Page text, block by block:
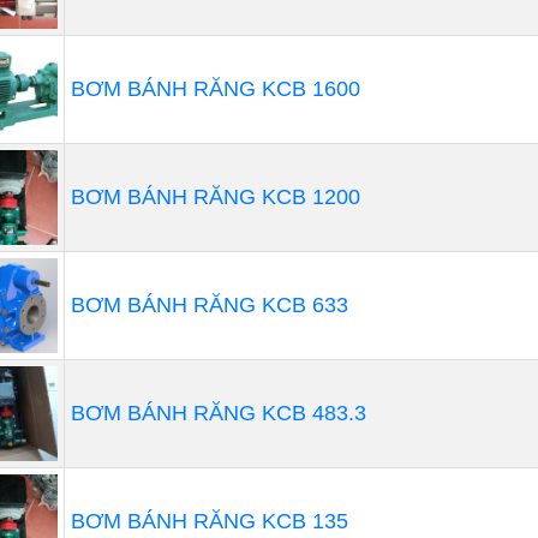
trò nhiệm vụ và mục đích của mình, ngành công
BƠM BÁNH RĂNG KCB 1600
BƠM BÁNH RĂNG KCB 1200
BƠM BÁNH RĂNG KCB 633
BƠM BÁNH RĂNG KCB 483.3
BƠM BÁNH RĂNG KCB 135